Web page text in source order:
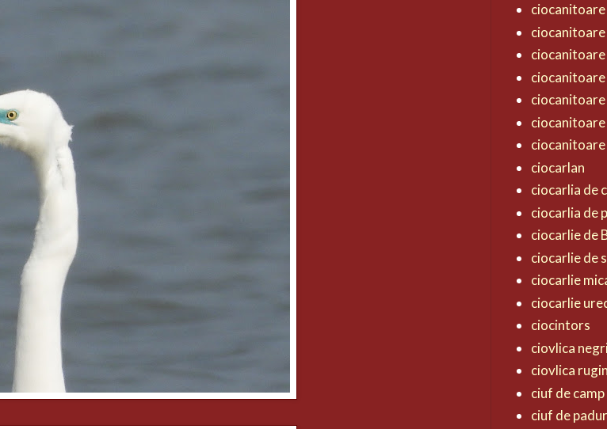
ciocarlan
ciocarlia de
ciocarlia de
ciocarlie de
ciocarlie de
ciocarlie
ciocarlie
ciocintors
ciovlica
ciovlica
ciuf de camp
ciuf de